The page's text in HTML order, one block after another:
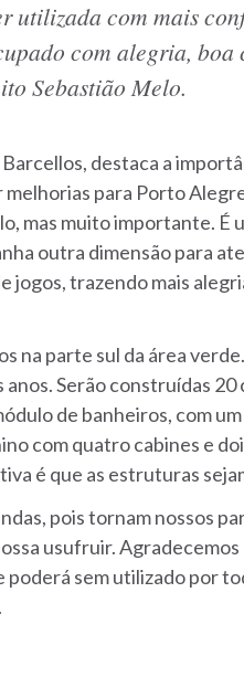
utilizada com mais
com alegria, boa
Sebastião Melo.
destaca a
para Porto
mas muito importante. É
outra dimensão para
jogos, trazendo mais
na parte sul da área
Serão construídas
de banheiros, com
com quatro cabines e
é que as estruturas
pois tornam nossos
usufruir.
sem utilizado por